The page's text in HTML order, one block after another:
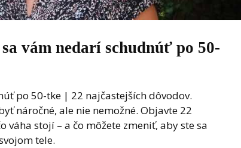
vám nedarí schudnúť po 50-
po 50-tke | 22 najčastejších dôvodov.
náročné, ale nie nemožné. Objavte 22
váha stojí – a čo môžete zmeniť, aby ste sa
tele.